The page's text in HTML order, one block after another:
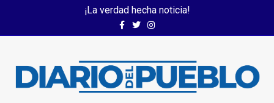
¡La verdad hecha noticia!
FacebookTwitterInstagram